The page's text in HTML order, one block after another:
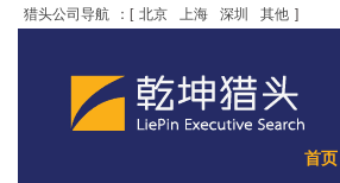
猎头公司导航 ：[ 北京 上海 深圳 其他 ]
首页